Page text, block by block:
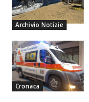
Archivio Notizie
Cronaca